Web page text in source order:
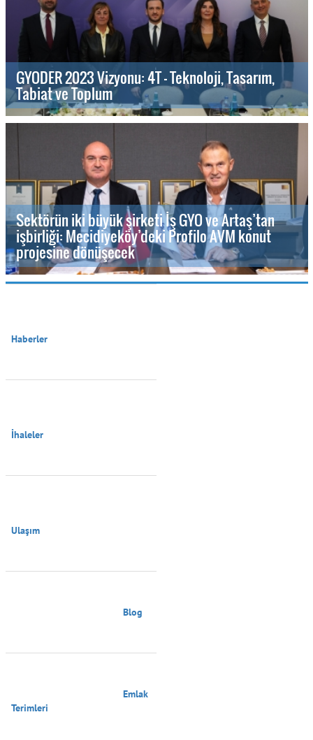
GYODER 2023 Vizyonu: 4T - Teknoloji, Tasarım,
Tabiat ve Toplum
Sektörün iki büyük şirketi İş GYO ve Artaş’tan
işbirliği: Mecidiyeköy’deki Profilo AVM konut
projesine dönüşecek
Haberler
İhaleler
Ulaşım
Terimleri